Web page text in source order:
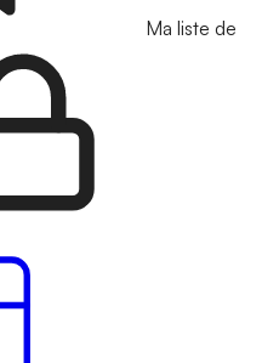
Ma liste de